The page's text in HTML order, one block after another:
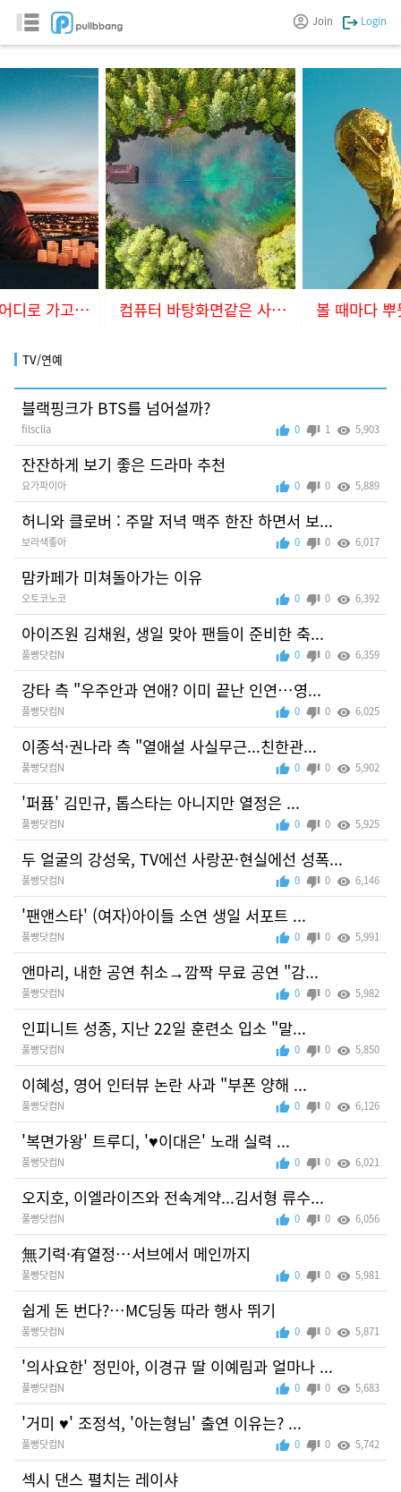
Join Login
컴퓨터 바탕화면같은 사진들 볼 때마다 뿌듯할 것 같아요
TV/연예
블랙핑크가 BTS를 넘어설까?
filsclia 0 1 5,903
잔잔하게 보기 좋은 드라마 추천
요가파이아 0 0 5,889
허니와 클로버 : 주말 저녁 맥주 한잔 하면서 보...
보라색좋아 0 0 6,017
맘카페가 미쳐돌아가는 이유
오토코노코 0 0 6,392
아이즈원 김채원, 생일 맞아 팬들이 준비한 축...
풀빵닷컴N 0 0 6,359
강타 측 "우주안과 연애? 이미 끝난 인연…영...
풀빵닷컴N 0 0 6,025
이종석·권나라 측 "열애설 사실무근...친한관...
풀빵닷컴N 0 0 5,902
'퍼퓸' 김민규, 톱스타는 아니지만 열정은 ...
풀빵닷컴N 0 0 5,925
두 얼굴의 강성욱, TV에선 사랑꾼·현실에선 성폭...
풀빵닷컴N 0 0 6,146
'팬앤스타' (여자)아이들 소연 생일 서포트 ...
풀빵닷컴N 0 0 5,991
앤마리, 내한 공연 취소→깜짝 무료 공연 "감...
풀빵닷컴N 0 0 5,982
인피니트 성종, 지난 22일 훈련소 입소 "말...
풀빵닷컴N 0 0 5,850
이혜성, 영어 인터뷰 논란 사과 "부폰 양해 ...
풀빵닷컴N 0 0 6,126
'복면가왕' 트루디, '♥이대은' 노래 실력 ...
풀빵닷컴N 0 0 6,021
오지호, 이엘라이즈와 전속계약...김서형 류수...
풀빵닷컴N 0 0 6,056
無기력·有열정…서브에서 메인까지
풀빵닷컴N 0 0 5,981
쉽게 돈 번다?…MC딩동 따라 행사 뛰기
풀빵닷컴N 0 0 5,871
'의사요한' 정민아, 이경규 딸 이예림과 얼마나 ...
풀빵닷컴N 0 0 5,683
'거미 ♥' 조정석, '아는형님' 출연 이유는? ...
풀빵닷컴N 0 0 5,742
섹시 댄스 펼치는 레이샤